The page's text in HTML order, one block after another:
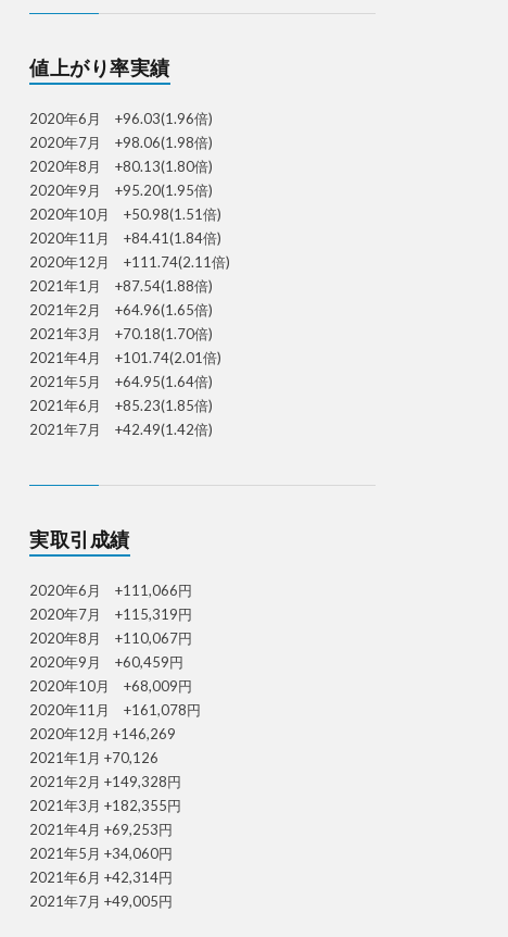
値上がり率実績
2020年6月 +96.03(1.96倍)
2020年7月 +98.06(1.98倍)
2020年8月 +80.13(1.80倍)
2020年9月 +95.20(1.95倍)
2020年10月 +50.98(1.51倍)
2020年11月 +84.41(1.84倍)
2020年12月 +111.74(2.11倍)
2021年1月 +87.54(1.88倍)
2021年2月 +64.96(1.65倍)
2021年3月 +70.18(1.70倍)
2021年4月 +101.74(2.01倍)
2021年5月 +64.95(1.64倍)
2021年6月 +85.23(1.85倍)
2021年7月 +42.49(1.42倍)
実取引成績
2020年6月 +111,066円
2020年7月 +115,319円
2020年8月 +110,067円
2020年9月 +60,459円
2020年10月 +68,009円
2020年11月 +161,078円
2020年12月 +146,269
2021年1月 +70,126
2021年2月 +149,328円
2021年3月 +182,355円
2021年4月 +69,253円
2021年5月 +34,060円
2021年6月 +42,314円
2021年7月 +49,005円